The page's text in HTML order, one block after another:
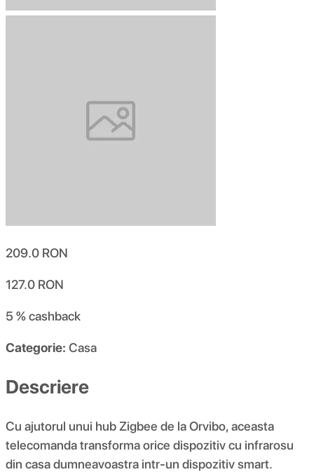
209.0 RON
127.0 RON
5 %cashback
Categorie: Casa
Descriere
Cu ajutorul unui hub Zigbee de la Orvibo, aceasta
telecomanda transforma orice dispozitiv cu infrarosu
din casa dumneavoastra intr-un dispozitiv smart.